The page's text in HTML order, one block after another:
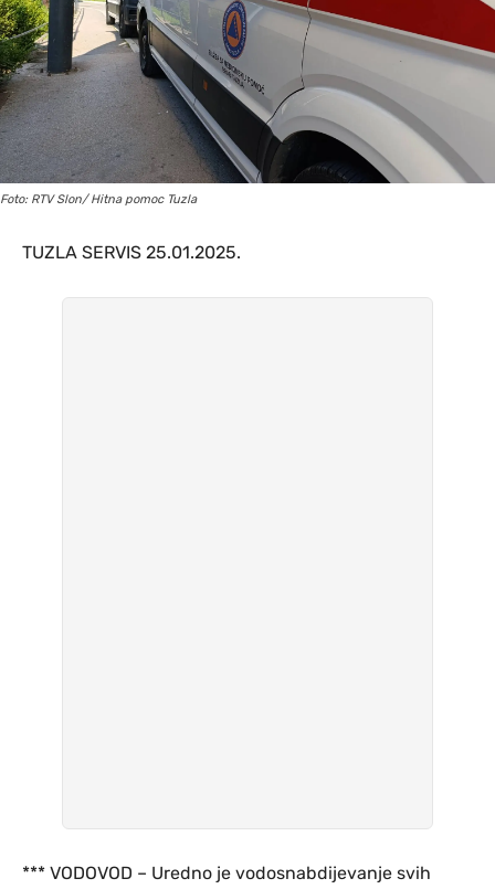
Foto: RTV Slon/ Hitna pomoc Tuzla
TUZLA SERVIS 25.01.2025.
*** VODOVOD – Uredno je vodosnabdijevanje svih